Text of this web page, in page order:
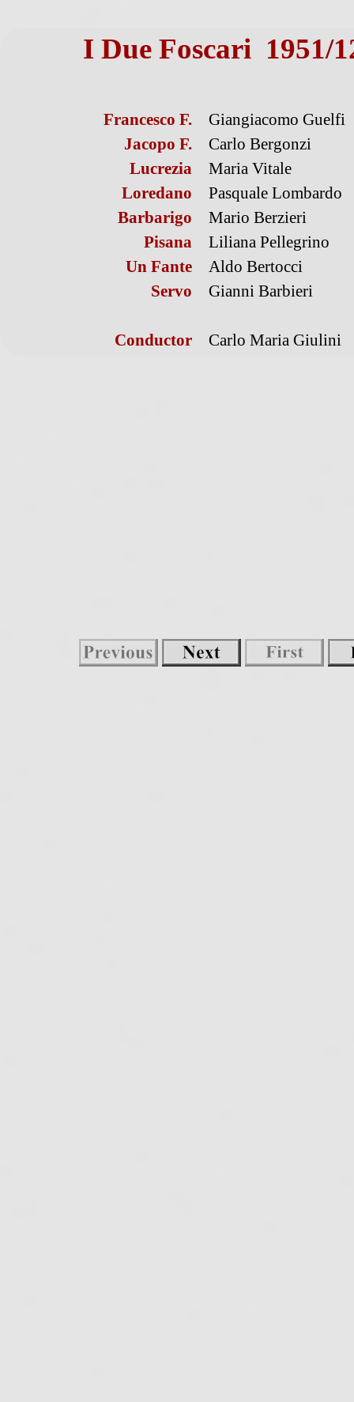
I Due Foscari 1951/
Francesco F.
Giangiacomo Guelfi
Jacopo F.
Carlo Bergonzi
Lucrezia
Maria Vitale
Loredano
Pasquale Lombardo
Barbarigo
Mario Berzieri
Pisana
Liliana Pellegrino
Un Fante
Aldo Bertocci
Servo
Gianni Barbieri
Conductor Carlo Maria Giulini